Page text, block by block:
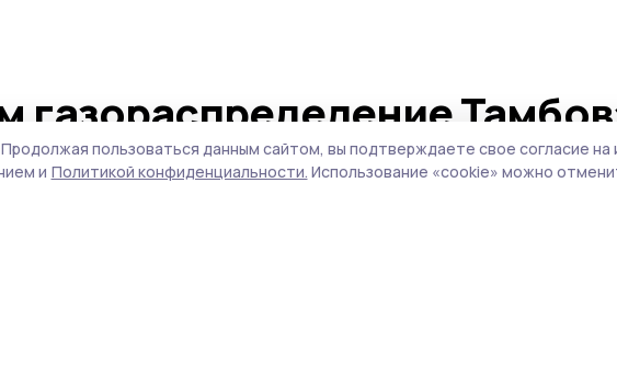
газораспределение
устанавливать датчики
Продолжая пользоваться данным сайтом, вы подтверждаете свое согласие на
и Политикой конфиденциальности. Использование «cookie» можно